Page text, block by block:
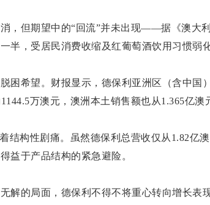
，但期望中的“回流”并未出现——据《澳大
半，受居民消费收缩及红葡萄酒饮用习惯弱
困希望。财报显示，德保利亚洲区（含中国
万澳元，澳洲本土销售额也从1.365亿澳
结构性剧痛。虽然德保利总营收仅从1.82亿
益于产品结构的紧急避险。
解的局面，德保利不得不将重心转向增长表